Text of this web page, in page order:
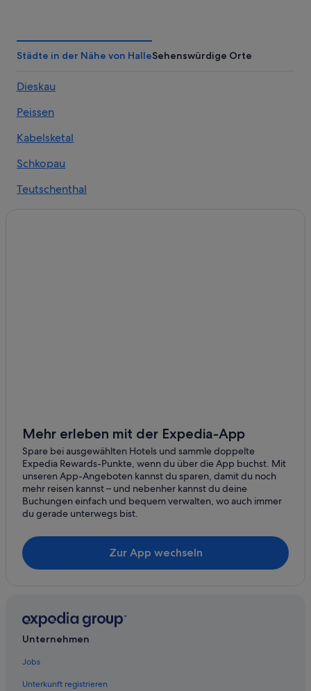
Hotels mit Pool in Halle
Hotels mit Whirlpool in Halle
Familien in Halle
Hotels mit Parkplatz in Altstadt Halle
Ferienparks in Halle
Campingplätze in Halle
Dormero Hotels in Halle
Hotels mit Kinderbetreuung in Halle
Hotels mit Wellnessbereich in Halle
Lgbtqia-Freundliche in Halle
Urlaub nur für Erwachsene in Altstadt Halle
Boutique- in Halle
Hotels mit Suiten in Halle
Strand in Halle
Hotels nahe Marktplatz Halle
Städte in der Nähe von HalleSehenswürdige Orte
Dieskau
Peissen
Kabelsketal
Schkopau
Teutschenthal
Sennewitz
Zscherben
Kanena
Rusches Hof
Wettin-Löbejün
Petersberg
Salzatal
Mehr erleben mit der Expedia-App
Spare bei ausgewählten Hotels und sammle doppelte
Expedia Rewards-Punkte, wenn du über die App buchst. Mit
unseren App-Angeboten kannst du sparen, damit du noch
mehr reisen kannst – und nebenher kannst du deine
Buchungen einfach und bequem verwalten, wo auch immer
du gerade unterwegs bist.
Zur App wechseln
Unternehmen
Jobs
Unterkunft registrieren